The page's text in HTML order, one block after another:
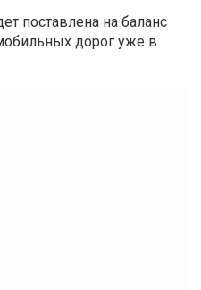
поставлена на баланс
дорог уже в